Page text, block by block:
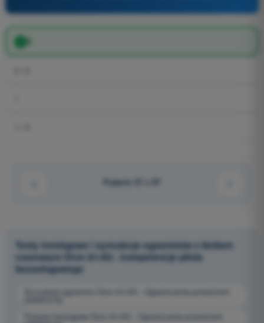
2
Pytanie 27 z 97
Testy treningowe i symulacje egzaminów z limitem
czasowym Dron A1/A3 - kompetencje pilota
bezzałogowego
Symulacja egzaminu Dron A1/A3 - Ograniczenia przestrzeni
Pytania treningowe Dron A1/A3 - Ograniczenia przestrzeni